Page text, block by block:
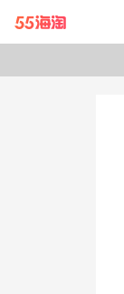
带你去官网买正品